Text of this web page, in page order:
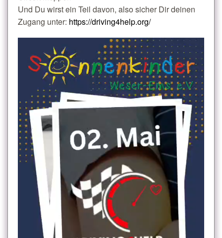
Und Du wirst ein Teil davon, also sicher Dir deinen
Zugang unter: https://driving4help.org/